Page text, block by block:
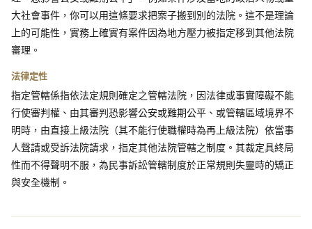
大社會事件，你可以用這條要求把案子搬到別的法院。這不是理論
上的可能性，實務上確實有案件因為地方壓力被指定移到其他法院
審理。
法律定性
指定管轄係指依法定規則確定之管轄法院，因法律或事實障礙不能
行使審判權、由其審判恐影響公安或難期公平、或管轄區域境界不
明時，由直接上級法院（其不能行使職權時為再上級法院）依當事
人聲請或受訴法院請求，指定其他法院管轄之制度。其裁定具終局
性而不得聲明不服，為民事訴訟管轄制度於正常規則失靈時的矯正
與安全機制。